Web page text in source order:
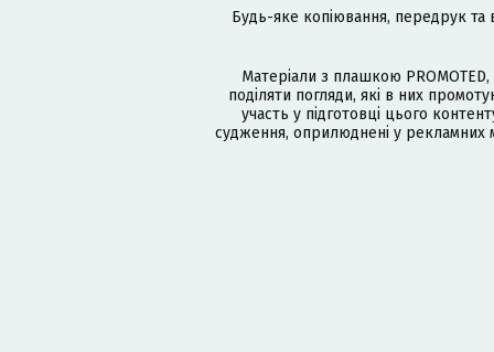
Будь-яке копіювання, передрук та
Матеріали з плашкою
поділяти погляди, які в них
участь у підготовці цього
судження, оприлюднені у рекламних